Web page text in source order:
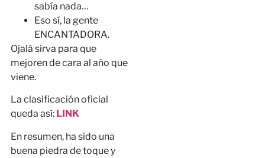
sabía nada…
Eso sí, la gente
ENCANTADORA.
Ojalá sirva para que
mejoren de cara al año que
viene.
La clasificación oficial
queda así: LINK
En resumen, ha sido una
buena piedra de toque y